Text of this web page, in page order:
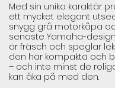
Med sin unika karaktär
ett mycket elegant
snygg grå motorkåpa
senaste Yamaha-
är fräsch och speglar
den här kompakta och
– och inte minst de
kan åka på med den.